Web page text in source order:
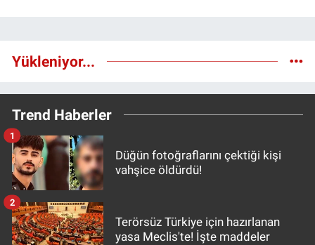
Yükleniyor...
Trend Haberler
Düğün fotoğraflarını çektiği kişi
vahşice öldürdü!
1
Terörsüz Türkiye için hazırlanan
yasa Meclis'te! İşte maddeler
2